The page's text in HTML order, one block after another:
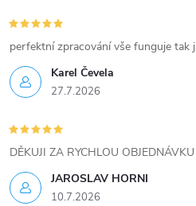
Karel Čevela
27.7.2026
perfektní zpracování vše funguje tak
JAROSLAV HORNI
10.7.2026
DĚKUJI ZA RYCHLOU OBJEDNÁVKU